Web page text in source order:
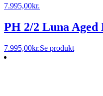
7.995,00kr.
PH 2/2 Luna Aged
7.995,00kr.Se produkt